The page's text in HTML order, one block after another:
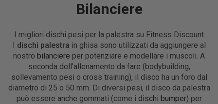
Bilanciere
I migliori dischi pesi per la palestra su Fitness Discount
dischi palestra in ghisa sono utilizzati da aggiungere al
nostro bilanciere per potenziare e modellare i muscoli. A
seconda dell’allenamento da fare (bodybuilding,
sollevamento pesi o cross training), il disco ha un foro dal
diametro di 25 o 50 mm. Di diversi pesi, il disco da palestra
può essere anche gommati (come i dischi bumper) per